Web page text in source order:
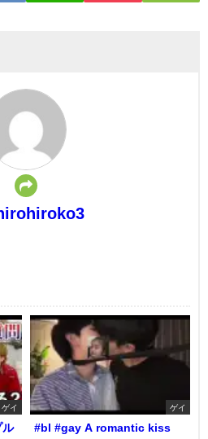
ゲイ
ル
ゲイ
#bl #gay A romantic kiss